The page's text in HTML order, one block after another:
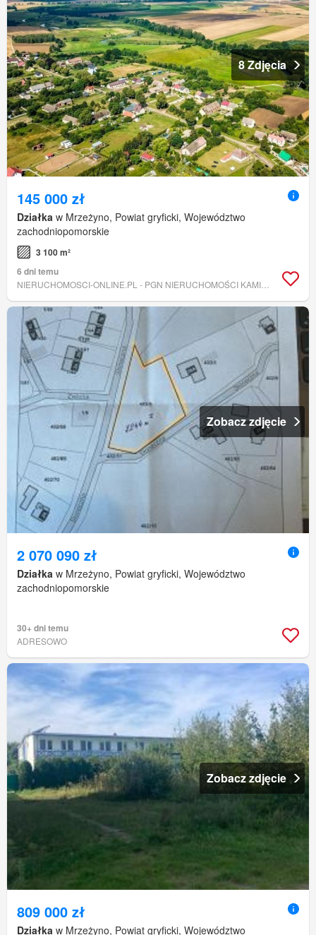
8 Zdjęcia
145 000 zł
Działka w Mrzeżyno, Powiat gryficki, Województwo
zachodniopomorskie
3 100 m²
6 dni temu
Zobacz zdjęcie
2 070 090 zł
Działka w Mrzeżyno, Powiat gryficki, Województwo
zachodniopomorskie
30+ dni temu
ADRESOWO
Zobacz zdjęcie
809 000 zł
Działka w Mrzeżyno, Powiat gryficki, Województwo